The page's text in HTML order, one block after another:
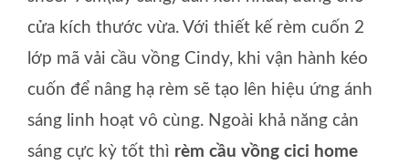
cửa kích thước vừa. Với thiết kế rèm cuốn 2
lớp mã vải cầu vồng Cindy, khi vận hành kéo
cuốn để nâng hạ rèm sẽ tạo lên hiệu ứng ánh
sáng linh hoạt vô cùng. Ngoài khả năng cản
sáng cực kỳ tốt thì rèm cầu vồng cici home